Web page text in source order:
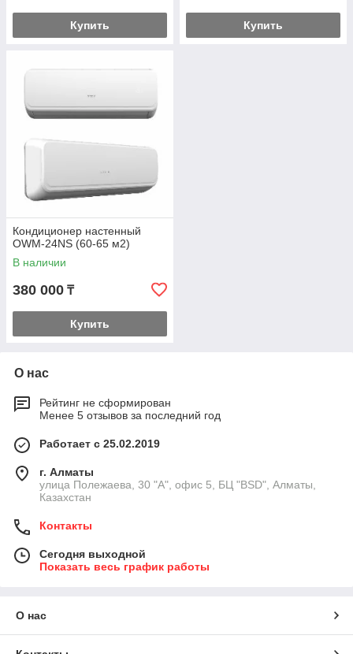
Купить Купить
Кондиционер настенный
OWM-24NS (60-65 м2)
В наличии
380 000 ₸
Купить
О нас
Рейтинг не сформирован
Менее 5 отзывов за последний год
Работает с 25.02.2019
г. Алматы
улица Полежаева, 30 "А", офис 5, БЦ "BSD", Алматы,
Казахстан
Контакты
Сегодня выходной
Показать весь график работы
О нас